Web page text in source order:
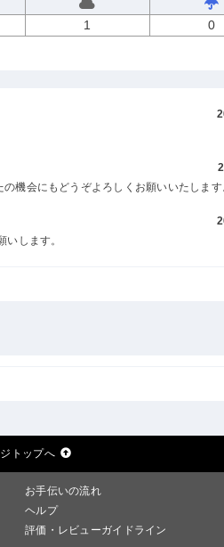
1 0
機会にもどうぞよろしくお願いいたします
します。
トップへ
お手伝いの流れ
ヘルプ
評価・レビューガイドライン